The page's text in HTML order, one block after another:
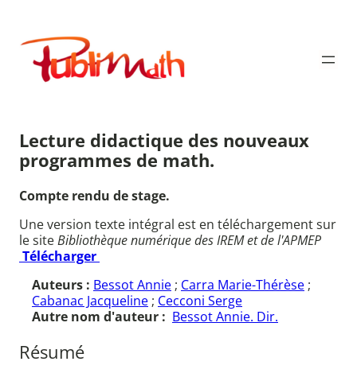
contenu
Publimath
Lecture didactique des nouveaux
programmes de math.
Compte rendu de stage.
Une version texte intégral est en téléchargement sur
le siteBibliothèque numérique des IREM et de l'APMEP
Télécharger
Auteurs : Bessot Annie ; Carra Marie-Thérèse ;
Cabanac Jacqueline ; Cecconi Serge
Autre nom d'auteur : Bessot Annie. Dir.
Résumé